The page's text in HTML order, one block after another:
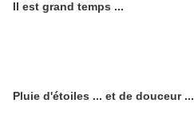
Il est grand temps ...
Pluie d'étoiles ... et de douceur ...